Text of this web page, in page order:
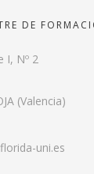
DE
I, Nº 2
(Valencia)
uni.es